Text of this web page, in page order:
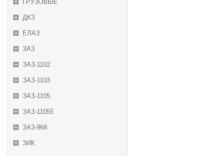
ГРУЗОВЫЕ
ДКЗ
ЕЛАЗ
ЗАЗ
ЗАЗ-1102
ЗАЗ-1103
ЗАЗ-1105
ЗАЗ-11055
ЗАЗ-968
ЗИК